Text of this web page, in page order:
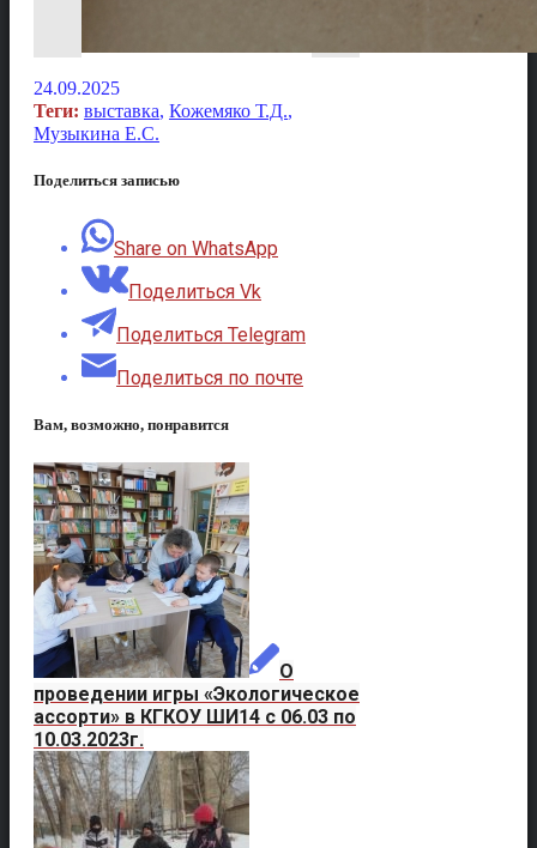
24.09.2025
Теги: выставка, Кожемяко Т.Д.,
Музыкина Е.С.
Поделиться записью
Share on WhatsApp
Поделиться Vk
Поделиться Telegram
Поделиться по почте
Вам, возможно, понравится
О
проведении игры «Экологическое
ассорти» в КГКОУ ШИ14 с 06.03 по
10.03.2023г.